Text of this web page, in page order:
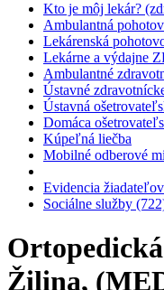
Kto je môj lekár?
Ambulantná
Lekárenská
Lekárne a výdajne
Ambulantné
Ústavné
Ústavná
Domáca
Kúpeľná liečba
Mobilné odberové
Evidencia
Sociálne služby
Žilina,